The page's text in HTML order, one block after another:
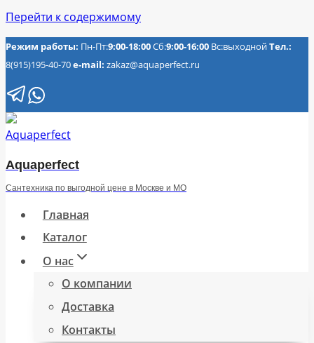
Перейти к содержимому
Режим работы: Пн-Пт:9:00-18:00Сб:9:00-16:00 Вс:выходнойТел.:
8(915)195-40-70e-mail: zakaz@aquaperfect.ru
Aquaperfect
Сантехника по выгодной цене в Москве и МО
Главная
Каталог
О нас
О компании
Доставка
Контакты